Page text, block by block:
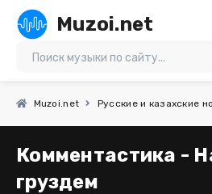
Muzoi.net
Muzoi.net Русские и казахские
Комментастика -
груздем